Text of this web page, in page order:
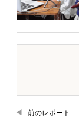
前のレポート